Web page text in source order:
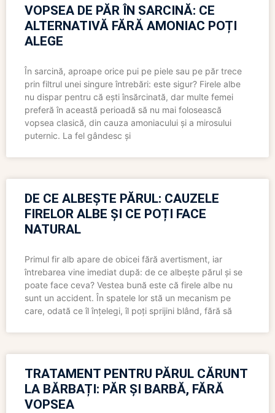
VOPSEA DE PĂR ÎN SARCINĂ: CE
ALTERNATIVĂ FĂRĂ AMONIAC POȚI
ALEGE
În sarcină, aproape orice pui pe piele sau pe păr trece
prin filtrul unei singure întrebări: este sigur? Firele albe
nu dispar pentru că ești însărcinată, dar multe femei
preferă în această perioadă să nu mai folosească
vopsea clasică, din cauza amoniacului și a mirosului
puternic. La fel gândesc și
DE CE ALBEȘTE PĂRUL: CAUZELE
FIRELOR ALBE ȘI CE POȚI FACE
NATURAL
Primul fir alb apare de obicei fără avertisment, iar
întrebarea vine imediat după: de ce albește părul și se
poate face ceva? Vestea bună este că firele albe nu
sunt un accident. În spatele lor stă un mecanism pe
care, odată ce îl înțelegi, îl poți sprijini blând, fără să
TRATAMENT PENTRU PĂRUL CĂRUNT
LA BĂRBAȚI: PĂR ȘI BARBĂ, FĂRĂ
VOPSEA